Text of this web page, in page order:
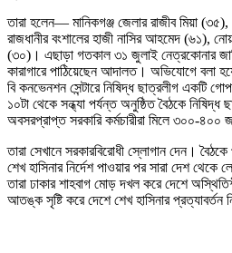
তারা হলেন— মানিকগঞ্জ জেলার রাজীব মিয়া
রাজধানীর বংশালের হাজী নাসির আহমেদ (৬১),
(৩০)। এছাড়া গতকাল ৩১ জুলাই নেত্রকোনার
কারাগারে পাঠিয়েছেন আদালত। অভিযোগে বলা
বি কনভেনশন সেন্টারে নিষিদ্ধ ছাত্রলীগ একটি
১০টা থেকে সন্ধ্যা পর্যন্ত অনুষ্ঠিত বৈঠকে
অবসরপ্রাপ্ত সরকারি কর্মচারীরা মিলে ৩০০-
তারা সেখানে সরকারবিরোধী স্লোগান দেন। বৈঠকে
শেখ হাসিনার নির্দেশ পাওয়ার পর সারা দেশ
তারা ঢাকার শাহবাগ মোড় দখল করে দেশে
আতঙ্ক সৃষ্টি করে দেশে শেখ হাসিনার প্রত্যাবর্তন